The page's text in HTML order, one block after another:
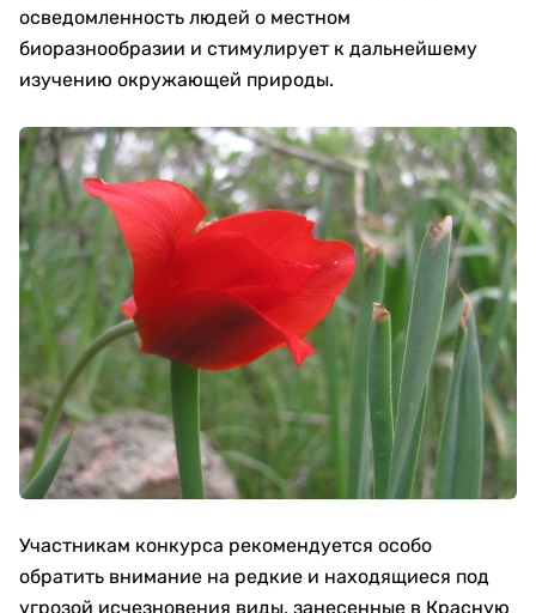
осведомленность людей о местном
биоразнообразии и стимулирует к дальнейшему
изучению окружающей природы.
Участникам конкурса рекомендуется особо
обратить внимание на редкие и находящиеся под
угрозой исчезновения виды, занесенные в Красную